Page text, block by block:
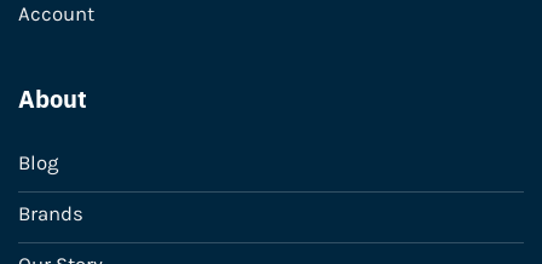
Account
About
Blog
Brands